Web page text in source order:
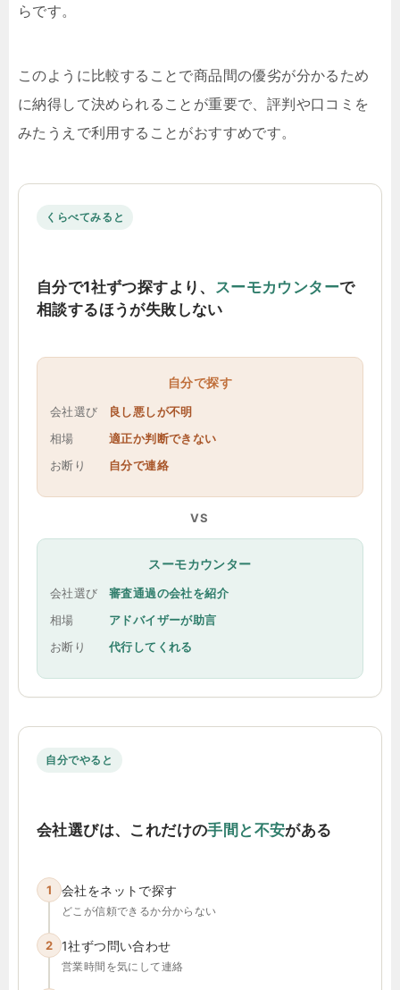
らです。
このように比較することで商品間の優劣が分かるため
に納得して決められることが重要で、評判や口コミを
みたうえで利用することがおすすめです。
くらべてみると
自分で1社ずつ探すより、 スーモカウンターで
相談するほうが失敗しない
自分で探す
会社選び
良し悪しが不明
相場
適正か判断できない
お断り
自分で連絡
VS
スーモカウンター
会社選び
審査通過の会社を紹介
相場
アドバイザーが助言
お断り
代行してくれる
自分でやると
会社選びは、これだけの手間と不安がある
1 会社をネットで探す
どこが信頼できるか分からない
2 1社ずつ問い合わせ
営業時間を気にして連絡